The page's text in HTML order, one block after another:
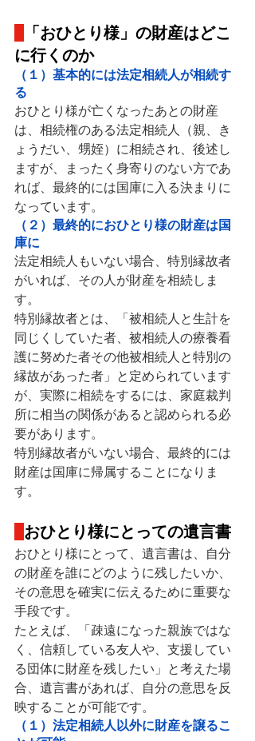
「おひとり様」の財産はどこ
に行くのか
（１）基本的には法定相続人が相続す
る
おひとり様が亡くなったあとの財産
は、相続権のある法定相続人（親、き
ょうだい、甥姪）に相続され、後述し
ますが、まったく身寄りのない方であ
れば、最終的には国庫に入る決まりに
なっています。
（２）最終的におひとり様の財産は国
庫に
法定相続人もいない場合、特別縁故者
がいれば、その人が財産を相続しま
す。
特別縁故者とは、「被相続人と生計を
同じくしていた者、被相続人の療養看
護に努めた者その他被相続人と特別の
縁故があった者」と定められています
が、実際に相続をするには、家庭裁判
所に相当の関係があると認められる必
要があります。
特別縁故者がいない場合、最終的には
財産は国庫に帰属することになりま
す。
おひとり様にとっての遺言書
おひとり様にとって、遺言書は、自分
の財産を誰にどのように残したいか、
その意思を確実に伝えるために重要な
手段です。
たとえば、「疎遠になった親族ではな
く、信頼している友人や、支援してい
る団体に財産を残したい」と考えた場
合、遺言書があれば、自分の意思を反
映することが可能です。
（１）法定相続人以外に財産を譲るこ